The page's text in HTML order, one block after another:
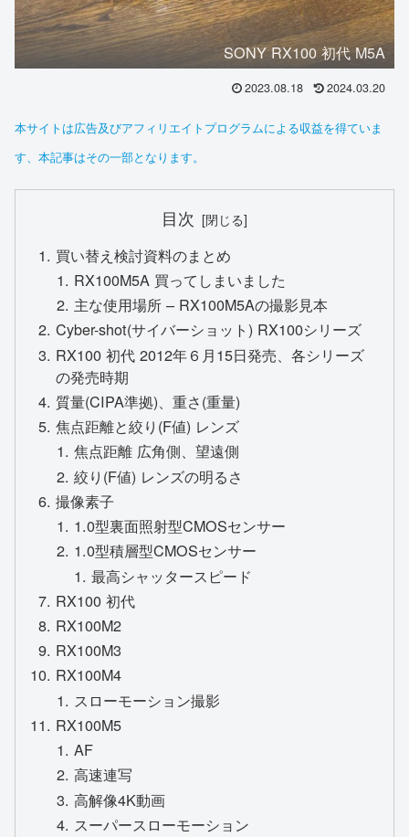
SONY RX100 初代 M5A
2023.08.18 2024.03.20
本サイトは広告及びアフィリエイトプログラムによる収益を得ていま
す、本記事はその一部となります。
目次
買い替え検討資料のまとめ
RX100M5A 買ってしまいました
主な使用場所 – RX100M5Aの撮影見本
Cyber-shot(サイバーショット) RX100シリーズ
RX100 初代 2012年６月15日発売、各シリーズ
の発売時期
質量(CIPA準拠)、重さ(重量)
焦点距離と絞り(F値) レンズ
焦点距離 広角側、望遠側
絞り(F値) レンズの明るさ
撮像素子
1.0型裏面照射型CMOSセンサー
1.0型積層型CMOSセンサー
最高シャッタースピード
RX100 初代
RX100M2
RX100M3
RX100M4
スローモーション撮影
RX100M5
AF
高速連写
高解像4K動画
スーパースローモーション